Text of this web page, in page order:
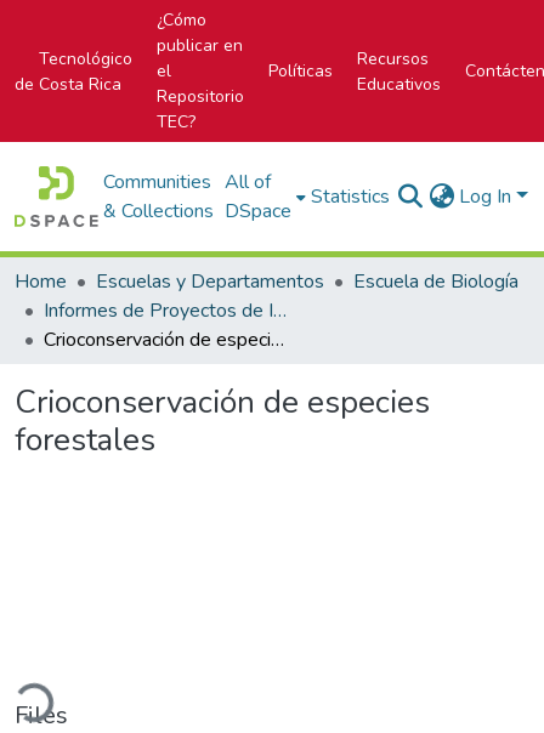
Tecnológico
de Costa Rica
¿Cómo
publicar en
el
Repositorio
TEC?
Políticas
Recursos
Educativos
Communities
& Collections
All of
DSpace
Statistics Log In
Home Escuelas y Departamentos
Escuela de Biología
Informes de Proyectos de Investigación
Crioconservación de especies forestales
Crioconservación de especies
forestales
Files